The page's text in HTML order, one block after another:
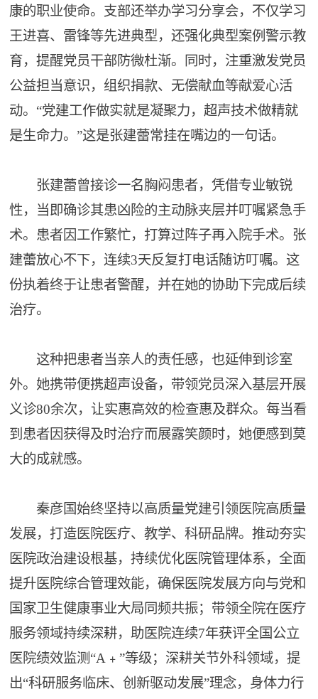
康的职业使命。支部还举办学习分享会，不仅学习
王进喜、雷锋等先进典型，还强化典型案例警示教
育，提醒党员干部防微杜渐。同时，注重激发党员
公益担当意识，组织捐款、无偿献血等献爱心活
动。“党建工作做实就是凝聚力，超声技术做精就
是生命力。”这是张建蕾常挂在嘴边的一句话。
张建蕾曾接诊一名胸闷患者，凭借专业敏锐
性，当即确诊其患凶险的主动脉夹层并叮嘱紧急手
术。患者因工作繁忙，打算过阵子再入院手术。张
建蕾放心不下，连续3天反复打电话随访叮嘱。这
份执着终于让患者警醒，并在她的协助下完成后续
治疗。
这种把患者当亲人的责任感，也延伸到诊室
外。她携带便携超声设备，带领党员深入基层开展
义诊80余次，让实惠高效的检查惠及群众。每当看
到患者因获得及时治疗而展露笑颜时，她便感到莫
大的成就感。
秦彦国始终坚持以高质量党建引领医院高质量
发展，打造医院医疗、教学、科研品牌。推动夯实
医院政治建设根基，持续优化医院管理体系，全面
提升医院综合管理效能，确保医院发展方向与党和
国家卫生健康事业大局同频共振；带领全院在医疗
服务领域持续深耕，助医院连续7年获评全国公立
医院绩效监测“A﹢”等级；深耕关节外科领域，提
出“科研服务临床、创新驱动发展”理念，身体力行